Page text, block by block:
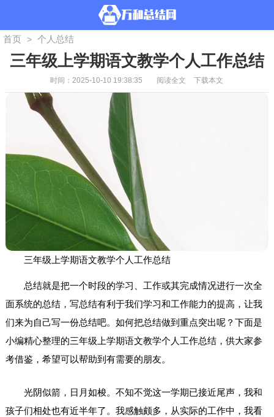
首页 > 个人总结
三年级上学期语文教学个人工作总结
时间：2025-10-10 19:38:35 阅读全文 下载本文
三年级上学期语文教学个人工作总结
总结就是把一个时段的学习、工作或其完成情况进行一次全
面系统的总结，写总结有利于我们学习和工作能力的提高，让我
们来为自己写一份总结吧。如何把总结做到重点突出呢？下面是
小编精心整理的三年级上学期语文教学个人工作总结，供大家参
考借鉴，希望可以帮助到有需要的朋友。
光阴似箭，日月如梭。不知不觉这一学期已接近尾声，我和
孩子们相处也有近半年了。我感触颇多，从实际的工作中，我看